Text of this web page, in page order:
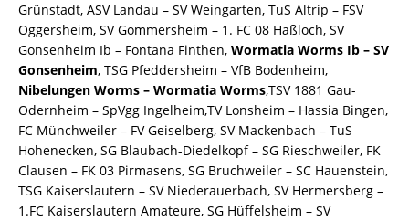
Grünstadt, ASV Landau – SV Weingarten, TuS Altrip – FSV
Oggersheim, SV Gommersheim – 1. FC 08 Haßloch, SV
Gonsenheim Ib – Fontana Finthen, Wormatia Worms Ib – SV
Gonsenheim, TSG Pfeddersheim – VfB Bodenheim,
Nibelungen Worms – Wormatia Worms,TSV 1881 Gau-
Odernheim – SpVgg Ingelheim,TV Lonsheim – Hassia Bingen,
FC Münchweiler – FV Geiselberg, SV Mackenbach – TuS
Hohenecken, SG Blaubach-Diedelkopf – SG Rieschweiler, FK
Clausen – FK 03 Pirmasens, SG Bruchweiler – SC Hauenstein,
TSG Kaiserslautern – SV Niederauerbach, SV Hermersberg –
1.FC Kaiserslautern Amateure, SG Hüffelsheim – SV